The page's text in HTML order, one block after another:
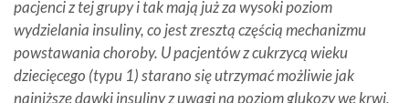
pacjenci z tej grupy i tak mają już za wysoki poziom
wydzielania insuliny, co jest zresztą częścią mechanizmu
powstawania choroby. U pacjentów z cukrzycą wieku
dziecięcego (typu 1) starano się utrzymać możliwie jak
najniższe dawki insuliny z uwagi na poziom glukozy we krwi,